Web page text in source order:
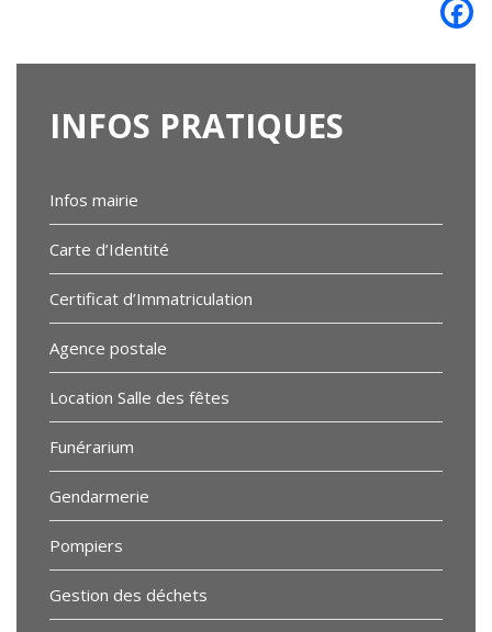
INFOS PRATIQUES
Infos mairie
Carte d’Identité
Certificat d’Immatriculation
Agence postale
Location Salle des fêtes
Funérarium
Gendarmerie
Pompiers
Gestion des déchets